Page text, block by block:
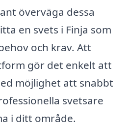
överväga dessa
en svets i Finja som
och krav. Att
gör det enkelt att
möjlighet att snabbt
svetsare
i ditt område.